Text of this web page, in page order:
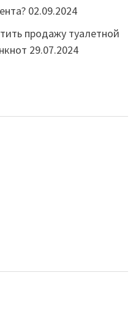
02.09.2024
продажу туалетной
29.07.2024